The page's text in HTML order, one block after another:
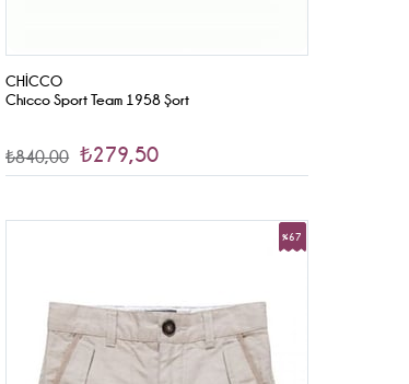
CHICCO
Chicco Sport Team 1958 Şort
₺279,50
₺840,00
%67